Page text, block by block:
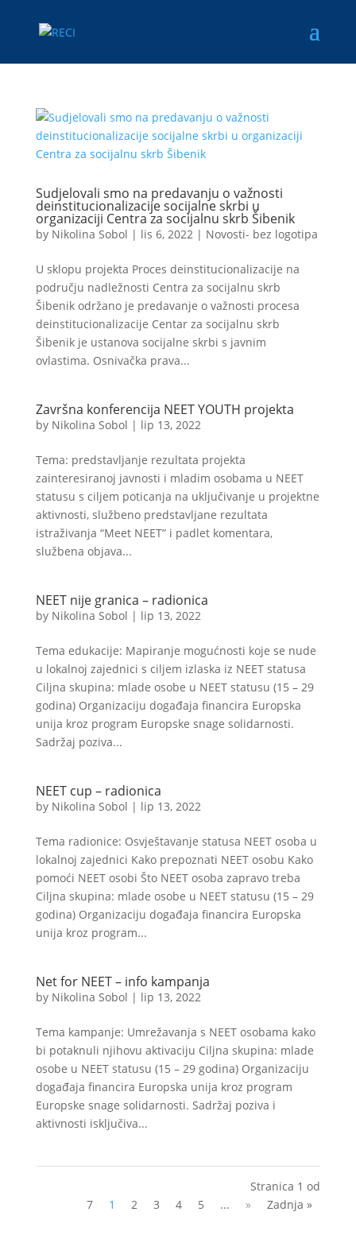
Sudjelovali smo na predavanju o važnosti
deinstitucionalizacije socijalne skrbi u
organizaciji Centra za socijalnu skrb Šibenik
by Nikolina Sobol | lis 6, 2022| Novosti- bez logotipa
U sklopu projekta Proces deinstitucionalizacije na
području nadležnosti Centra za socijalnu skrb
Šibenik održano je predavanje o važnosti procesa
deinstitucionalizacije Centar za socijalnu skrb
Šibenik je ustanova socijalne skrbi s javnim
ovlastima. Osnivačka prava...
Završna konferencija NEET YOUTH projekta
by Nikolina Sobol | lip 13, 2022
Tema: predstavljanje rezultata projekta
zainteresiranoj javnosti i mladim osobama u NEET
statusu s ciljem poticanja na uključivanje u projektne
aktivnosti, službeno predstavljane rezultata
istraživanja “Meet NEET” i padlet komentara,
službena objava...
NEET nije granica – radionica
by Nikolina Sobol | lip 13, 2022
Tema edukacije: Mapiranje mogućnosti koje se nude
u lokalnoj zajednici s ciljem izlaska iz NEET statusa
Ciljna skupina: mlade osobe u NEET statusu (15 – 29
godina) Organizaciju događaja financira Europska
unija kroz program Europske snage solidarnosti.
Sadržaj poziva...
NEET cup – radionica
by Nikolina Sobol | lip 13, 2022
Tema radionice: Osvještavanje statusa NEET osoba u
lokalnoj zajednici Kako prepoznati NEET osobu Kako
pomoći NEET osobi Što NEET osoba zapravo treba
Ciljna skupina: mlade osobe u NEET statusu (15 – 29
godina) Organizaciju događaja financira Europska
unija kroz program...
Net for NEET – info kampanja
by Nikolina Sobol | lip 13, 2022
Tema kampanje: Umrežavanja s NEET osobama kako
bi potaknuli njihovu aktivaciju Ciljna skupina: mlade
osobe u NEET statusu (15 – 29 godina) Organizaciju
događaja financira Europska unija kroz program
Europske snage solidarnosti. Sadržaj poziva i
aktivnosti isključiva...
Stranica 1 od
7
1 2 3 4 5 ... » Zadnja »